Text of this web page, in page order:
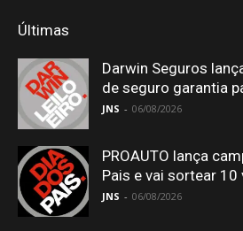
Últimas
Darwin Seguros
de seguro garantia
JNS - 06/08/2026
PROAUTO lança
Pais e vai sortear
JNS - 06/08/2026